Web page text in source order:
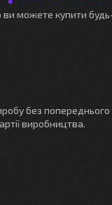
ви можете купити
без
виробництва.